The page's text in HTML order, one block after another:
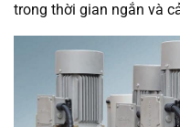
trong thời gian ngắn và